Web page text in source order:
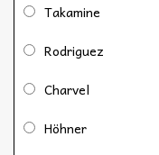
Takamine
Rodriguez
Charvel
Höhner